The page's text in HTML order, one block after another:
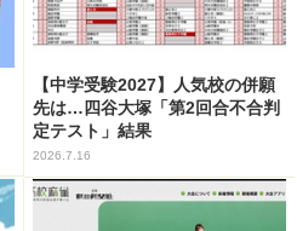
【中学受験2027】人気校の併願
先は…四谷大塚「第2回合不合判
定テスト」結果
2026.7.16